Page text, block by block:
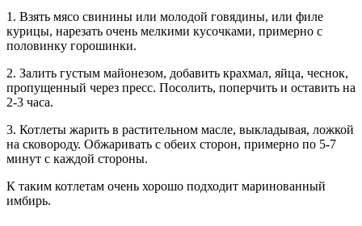
1. Взять мясо свинины или молодой говядины, или филе
курицы, нарезать очень мелкими кусочками, примерно с
половинку горошинки.
2. Залить густым майонезом, добавить крахмал, яйца, чеснок,
пропущенный через пресс. Посолить, поперчить и оставить на
2-3 часа.
3. Котлеты жарить в растительном масле, выкладывая, ложкой
на сковороду. Обжаривать с обеих сторон, примерно по 5-7
минут с каждой стороны.
К таким котлетам очень хорошо подходит маринованный
имбирь.